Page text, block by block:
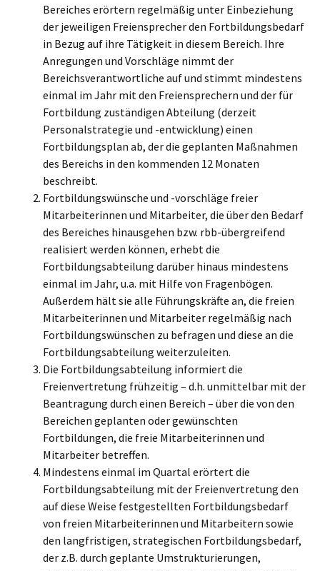
Bereiches erörtern regelmäßig unter Einbeziehung
der jeweiligen Freiensprecher den Fortbildungsbedarf
in Bezug auf ihre Tätigkeit in diesem Bereich. Ihre
Anregungen und Vorschläge nimmt der
Bereichsverantwortliche auf und stimmt mindestens
einmal im Jahr mit den Freiensprechern und der für
Fortbildung zuständigen Abteilung (derzeit
Personalstrategie und -entwicklung) einen
Fortbildungsplan ab, der die geplanten Maßnahmen
des Bereichs in den kommenden 12 Monaten
beschreibt.
Fortbildungswünsche und -vorschläge freier
Mitarbeiterinnen und Mitarbeiter, die über den Bedarf
des Bereiches hinausgehen bzw. rbb-übergreifend
realisiert werden können, erhebt die
Fortbildungsabteilung darüber hinaus mindestens
einmal im Jahr, u.a. mit Hilfe von Fragenbögen.
Außerdem hält sie alle Führungskräfte an, die freien
Mitarbeiterinnen und Mitarbeiter regelmäßig nach
Fortbildungswünschen zu befragen und diese an die
Fortbildungsabteilung weiterzuleiten.
Die Fortbildungsabteilung informiert die
Freienvertretung frühzeitig – d.h. unmittelbar mit der
Beantragung durch einen Bereich – über die von den
Bereichen geplanten oder gewünschten
Fortbildungen, die freie Mitarbeiterinnen und
Mitarbeiter betreffen.
Mindestens einmal im Quartal erörtert die
Fortbildungsabteilung mit der Freienvertretung den
auf diese Weise festgestellten Fortbildungsbedarf
von freien Mitarbeiterinnen und Mitarbeitern sowie
den langfristigen, strategischen Fortbildungsbedarf,
der z.B. durch geplante Umstrukturierungen,